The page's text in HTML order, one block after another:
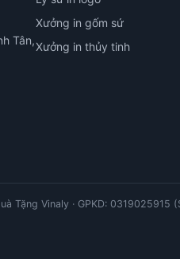
Tân,
Xưởng in gốm sứ
Xưởng in thủy tinh
Tặng Vinaly · GPKD: 0319025915